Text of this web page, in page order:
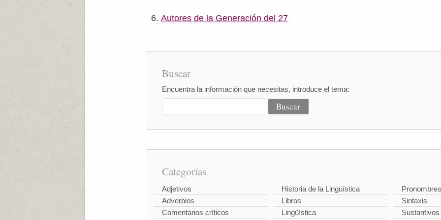
Autores de la Generación del 27
Buscar
Encuentra la información que necesitas, introduce el tema:
Categorías
Adjetivos
Adverbios
Comentarios críticos
Historia de la Lingüística
Libros
Lingüística
Pronombres
Sintaxis
Sustantivos